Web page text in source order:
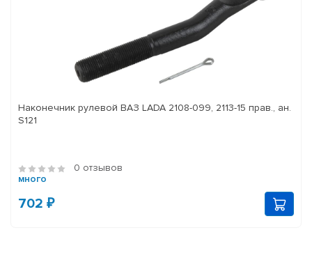
Наконечник рулевой ВАЗ LADA 2108-099, 2113-15 прав., ан.
S121
0 отзывов
много
702 ₽